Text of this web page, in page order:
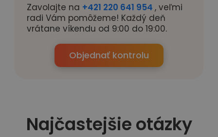
Zavolajte na +421 220 641 954 , veľmi
radi Vám pomôžeme! Každý deň
vrátane víkendu od 9:00 do 19:00.
Objednať kontrolu
Najčastejšie otázky